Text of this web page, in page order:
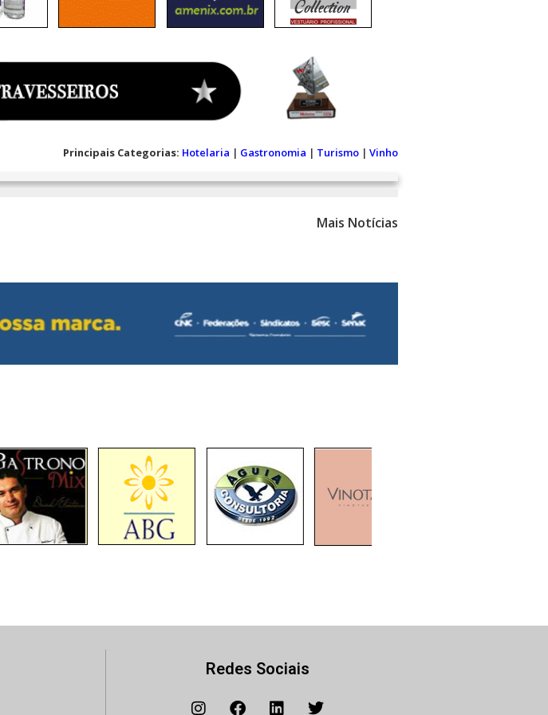
Principais Categorias: Hotelaria | Gastronomia | Turismo | Vinho
Mais Notícias
Redes Sociais